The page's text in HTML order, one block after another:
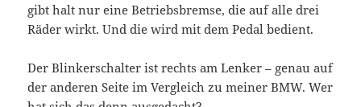
gibt halt nur eine Betriebsbremse, die auf alle drei
Räder wirkt. Und die wird mit dem Pedal bedient.
Der Blinkerschalter ist rechts am Lenker – genau auf
der anderen Seite im Vergleich zu meiner BMW. Wer